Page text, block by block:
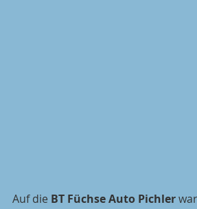
Auf die BT Füchse Auto Pichler